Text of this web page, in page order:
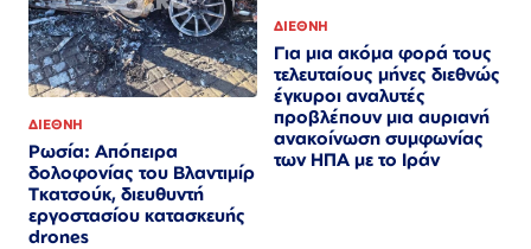
ΔΙΕΘΝΗ
Ρωσία: Απόπειρα
δολοφονίας του Βλαντιμίρ
Τκατσούκ, διευθυντή
εργοστασίου κατασκευής
drones
ΔΙΕΘΝΗ
Για μια ακόμα φορά τους
τελευταίους μήνες διεθνώς
έγκυροι αναλυτές
προβλέπουν μια αυριανή
ανακοίνωση συμφωνίας
των ΗΠΑ με το Ιράν